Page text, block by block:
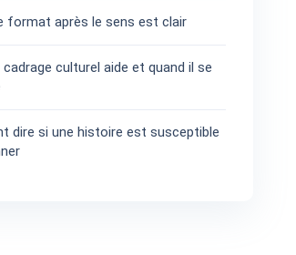
format après le sens est clair
cadrage culturel aide et quand il se
dire si une histoire est susceptible